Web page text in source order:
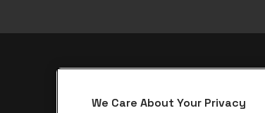
We Care About Your Privacy